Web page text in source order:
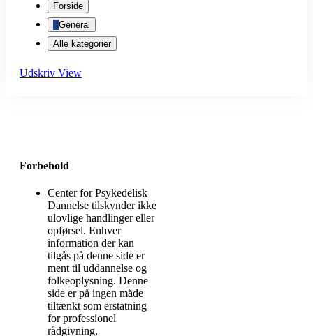
Forside
General
Alle kategorier
Udskriv View
Forbehold
Center for Psykedelisk
Dannelse tilskynder ikke
ulovlige handlinger eller
opførsel. Enhver
information der kan
tilgås på denne side er
ment til uddannelse og
folkeoplysning. Denne
side er på ingen måde
tiltænkt som erstatning
for professionel
rådgivning,